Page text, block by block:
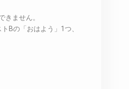
ません。
Bの「おはよう」1つ、